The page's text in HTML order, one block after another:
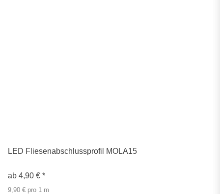
LED Fliesenabschlussprofil MOLA15
ab 4,90 € *
9,90 € pro 1 m